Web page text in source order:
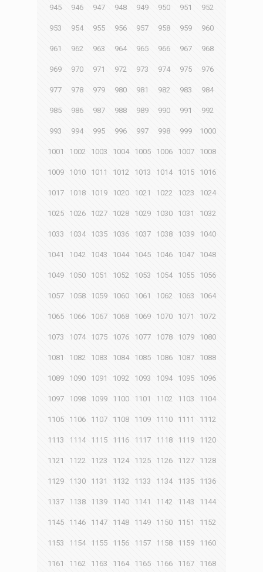
945 946 947 948 949 950 951 952
953 954 955 956 957 958 959 960
961 962 963 964 965 966 967 968
969 970 971 972 973 974 975 976
977 978 979 980 981 982 983 984
985 986 987 988 989 990 991 992
993 994 995 996 997 998 999 1000
1001 1002 1003 1004 1005 1006 1007 1008
1009 1010 1011 1012 1013 1014 1015 1016
1017 1018 1019 1020 1021 1022 1023 1024
1025 1026 1027 1028 1029 1030 1031 1032
1033 1034 1035 1036 1037 1038 1039 1040
1041 1042 1043 1044 1045 1046 1047 1048
1049 1050 1051 1052 1053 1054 1055 1056
1057 1058 1059 1060 1061 1062 1063 1064
1065 1066 1067 1068 1069 1070 1071 1072
1073 1074 1075 1076 1077 1078 1079 1080
1081 1082 1083 1084 1085 1086 1087 1088
1089 1090 1091 1092 1093 1094 1095 1096
1097 1098 1099 1100 1101 1102 1103 1104
1105 1106 1107 1108 1109 1110 1111 1112
1113 1114 1115 1116 1117 1118 1119 1120
1121 1122 1123 1124 1125 1126 1127 1128
1129 1130 1131 1132 1133 1134 1135 1136
1137 1138 1139 1140 1141 1142 1143 1144
1145 1146 1147 1148 1149 1150 1151 1152
1153 1154 1155 1156 1157 1158 1159 1160
1161 1162 1163 1164 1165 1166 1167 1168